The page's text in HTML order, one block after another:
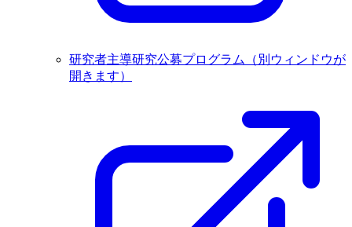
研究者主導研究公募プログラム
（別ウィンドウが
開きます）